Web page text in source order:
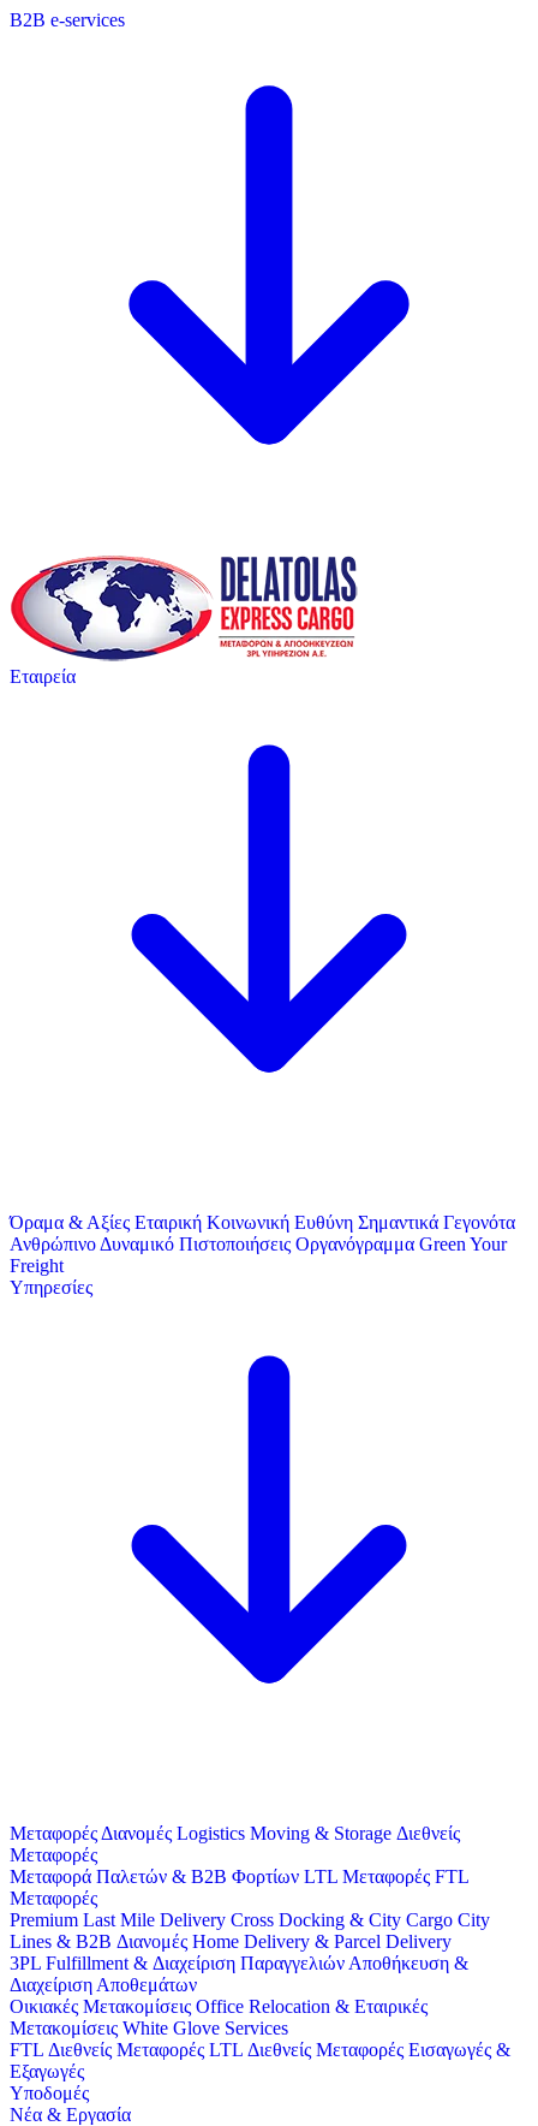
B2B e-services
Εταιρεία
Όραμα & Αξίες Εταιρική Κοινωνική Ευθύνη Σημαντικά Γεγονότα
Ανθρώπινο Δυναμικό Πιστοποιήσεις Οργανόγραμμα Green Your
Freight
Υπηρεσίες
Μεταφορές Διανομές Logistics Moving & Storage Διεθνείς
Μεταφορές
Μεταφορά Παλετών & B2B Φορτίων LTL Μεταφορές FTL
Μεταφορές
Premium Last Mile Delivery Cross Docking & City Cargo City
Lines & B2B Διανομές Home Delivery & Parcel Delivery
3PL Fulfillment & Διαχείριση Παραγγελιών Αποθήκευση &
Διαχείριση Αποθεμάτων
Οικιακές Μετακομίσεις Office Relocation & Εταιρικές
Μετακομίσεις White Glove Services
FTL Διεθνείς Μεταφορές LTL Διεθνείς Μεταφορές Εισαγωγές &
Εξαγωγές
Υποδομές
Νέα & Εργασία